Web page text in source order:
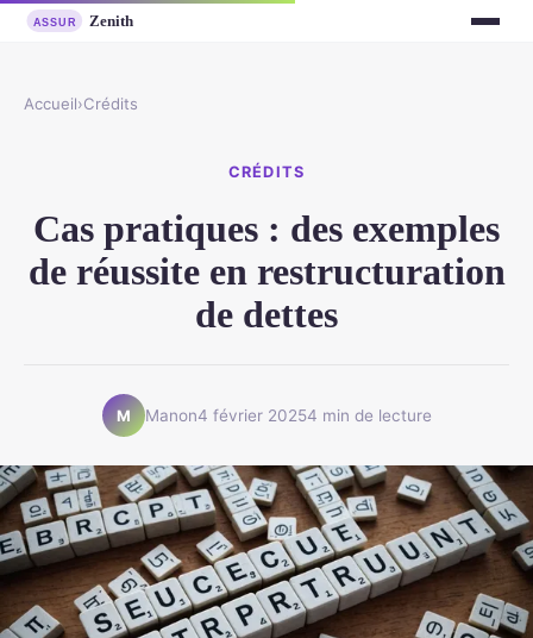
Accueil›Crédits
CRÉDITS
Cas pratiques : des exemples
de réussite en restructuration
de dettes
M Manon4 février 20254 min de lecture